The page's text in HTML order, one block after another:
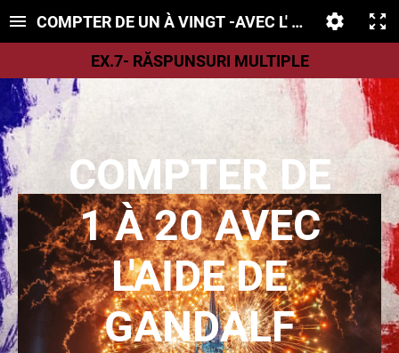
COMPTER DE UN À VINGT -AVEC L' AIDE DE
EX.7- RĂSPUNSURI MULTIPLE
COMPTER DE
1À20 AVEC
L'AIDE DE
GANDALF